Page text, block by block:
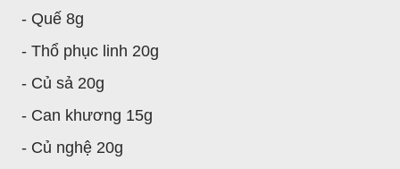
- Quế 8g
- Thổ phục linh 20g
- Củ sả 20g
- Can khương 15g
- Củ nghệ 20g